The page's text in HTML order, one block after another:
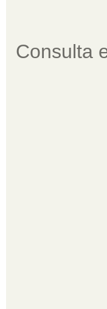
Consulta